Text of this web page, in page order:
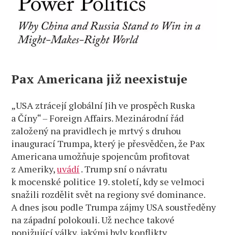
Pax Americana již neexistuje
„USA ztrácejí globální Jih ve prospěch Ruska
a Číny“ – Foreign Affairs. Mezinárodní řád
založený na pravidlech je mrtvý s druhou
inaugurací Trumpa, který je přesvědčen, že Pax
Americana umožňuje spojencům profitovat
z Ameriky,uvádí. Trump sní o návratu
k mocenské politice 19. století, kdy se velmoci
snažili rozdělit svět na regiony své dominance.
A dnes jsou podle Trumpa zájmy USA soustředěny
na západní polokouli. Už nechce takové
ponižující války, jakými byly konflikty